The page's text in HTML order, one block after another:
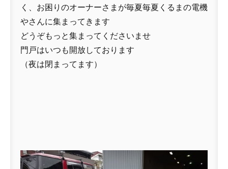
く、お困りのオーナーさまが毎夏毎夏くるまの電機
やさんに集まってきます
どうぞもっと集まってくださいませ
門戸はいつも開放しております
（夜は閉まってます）